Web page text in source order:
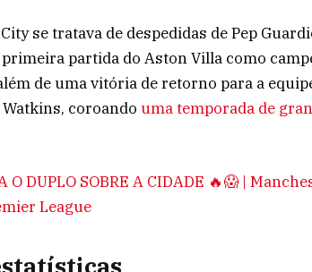
se tratava de despedidas de Pep
primeira partida do Aston Villa como
de uma vitória de retorno para a
coroando uma temporada de
O DUPLO SOBRE A CIDADE 🔥😱 |
League